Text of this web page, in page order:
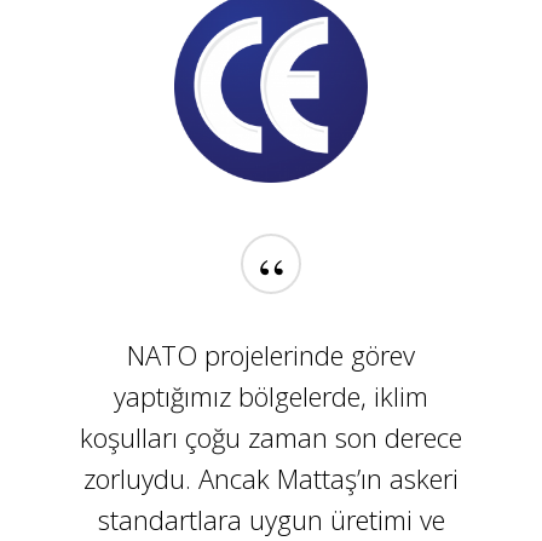
“
NATO projelerinde görev
yaptığımız bölgelerde, iklim
koşulları çoğu zaman son derece
zorluydu. Ancak Mattaş’ın askeri
standartlara uygun üretimi ve